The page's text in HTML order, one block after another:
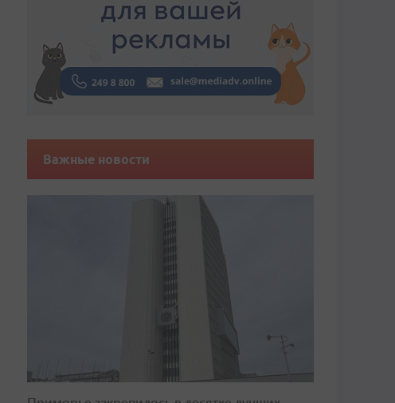
Важные новости